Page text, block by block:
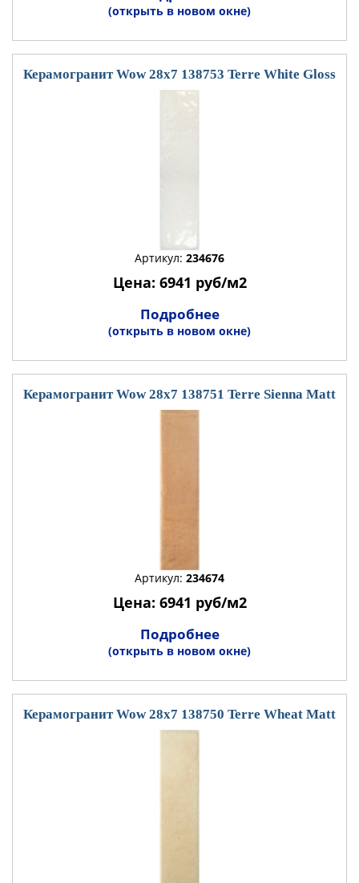
(открыть в новом окне)
Керамогранит Wow 28x7 138753 Terre White Gloss
Артикул: 234676
Цена: 6941 руб/м2
Подробнее
(открыть в новом окне)
Керамогранит Wow 28x7 138751 Terre Sienna Matt
Артикул: 234674
Цена: 6941 руб/м2
Подробнее
(открыть в новом окне)
Керамогранит Wow 28x7 138750 Terre Wheat Matt